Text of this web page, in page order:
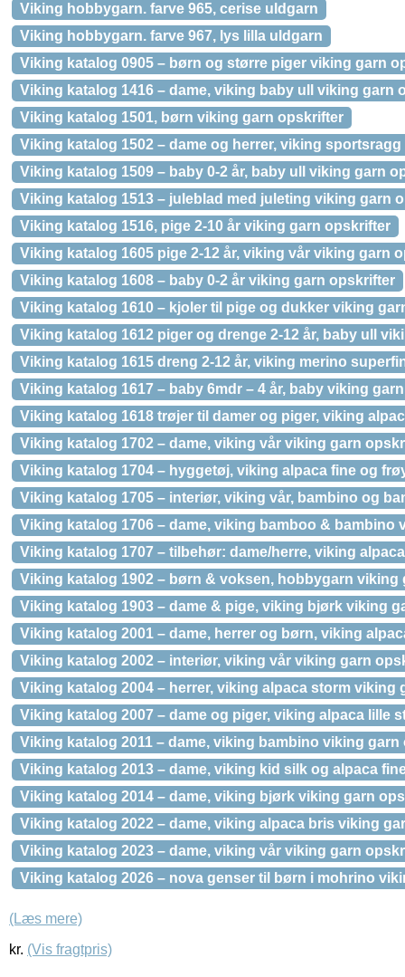
Viking hobbygarn. farve 965, cerise uldgarn
Viking hobbygarn. farve 967, lys lilla uldgarn
Viking katalog 0905 – børn og større piger viking garn
Viking katalog 1416 – dame, viking baby ull viking garn
Viking katalog 1501, børn viking garn opskrifter
Viking katalog 1502 – dame og herrer, viking
Viking katalog 1509 – baby 0-2 år, baby ull viking garn
Viking katalog 1513 – juleblad med juleting viking garn
Viking katalog 1516, pige 2-10 år viking garn opskrifter
Viking katalog 1605 pige 2-12 år, viking vår viking garn
Viking katalog 1608 – baby 0-2 år viking garn opskrifter
Viking katalog 1610 – kjoler til pige og dukker viking
Viking katalog 1612 piger og drenge 2-12 år, baby ull
Viking katalog 1615 dreng 2-12 år, viking merino
Viking katalog 1617 – baby 6mdr – 4 år, baby viking
Viking katalog 1618 trøjer til damer og piger, viking
Viking katalog 1702 – dame, viking vår viking garn
Viking katalog 1704 – hyggetøj, viking alpaca fine og
Viking katalog 1705 – interiør, viking vår, bambino og
Viking katalog 1706 – dame, viking bamboo & bambino
Viking katalog 1707 – tilbehør: dame/herre, viking
Viking katalog 1902 – børn & voksen, hobbygarn viking
Viking katalog 1903 – dame & pige, viking bjørk viking
Viking katalog 2001 – dame, herrer og børn, viking
Viking katalog 2002 – interiør, viking vår viking garn
Viking katalog 2004 – herrer, viking alpaca storm viking
Viking katalog 2007 – dame og piger, viking alpaca lille
Viking katalog 2011 – dame, viking bambino viking
Viking katalog 2013 – dame, viking kid silk og alpaca
Viking katalog 2014 – dame, viking bjørk viking garn
Viking katalog 2022 – dame, viking alpaca bris viking
Viking katalog 2023 – dame, viking vår viking garn
Viking katalog 2026 – nova genser til børn i mohrino
(Læs mere)
kr. (Vis fragtpris)